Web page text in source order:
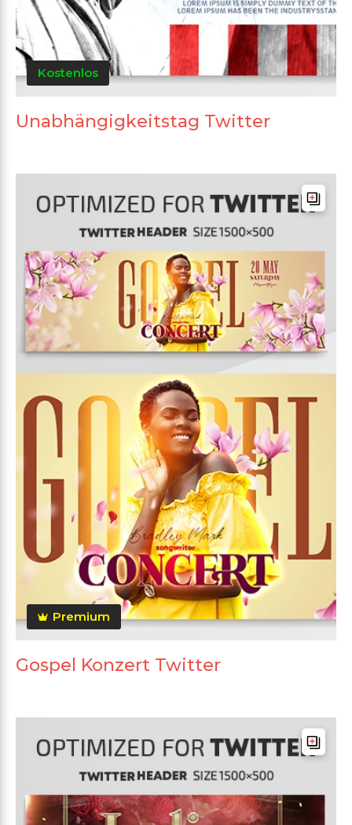
Kostenlos
Unabhängigkeitstag Twitter
Premium
Gospel Konzert Twitter